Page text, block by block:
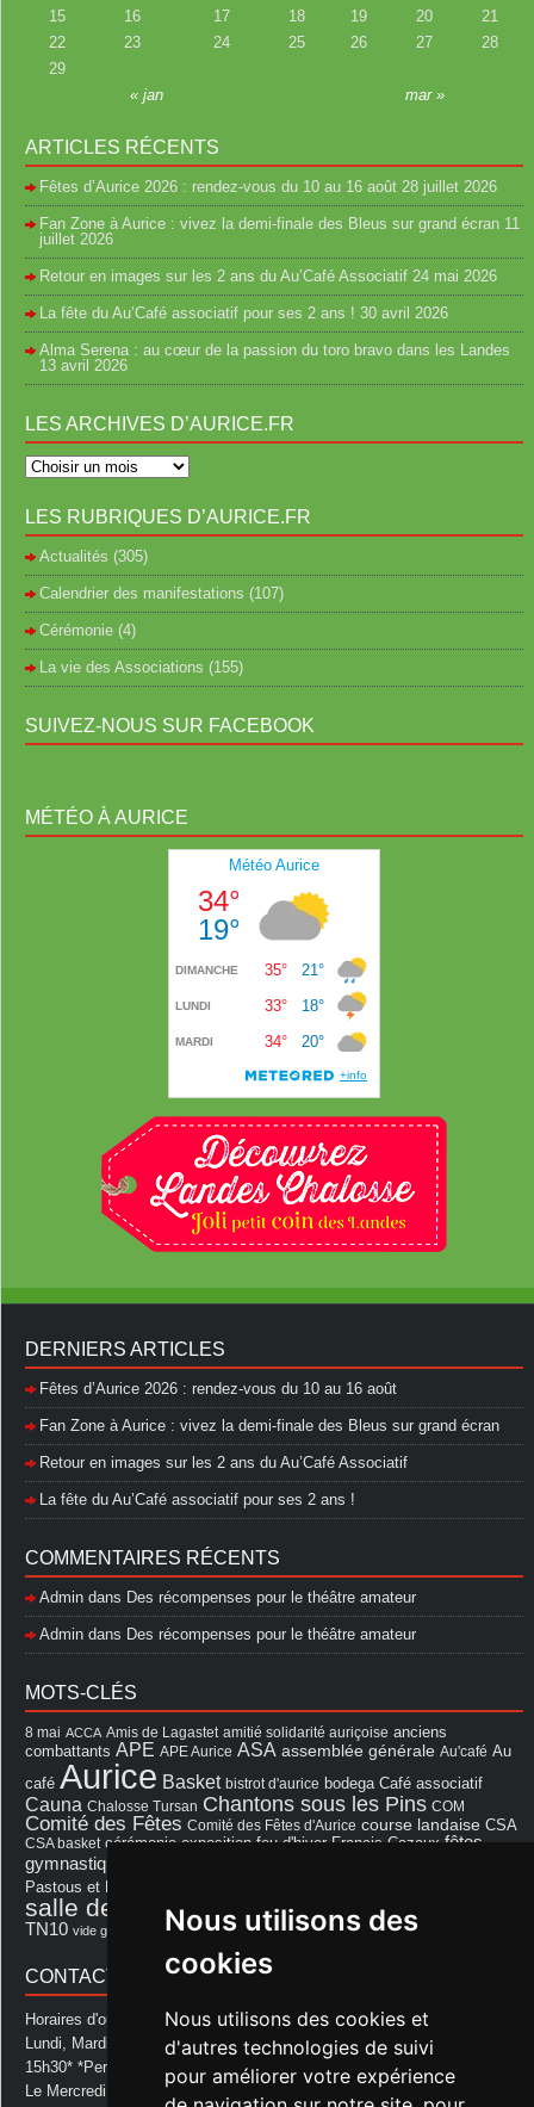
Nous utilisons des
cookies
Nous utilisons des cookies et
d'autres technologies de suivi
pour améliorer votre expérience
« jan mar »
15
16 17 18 19 20
21
22
23 24 25 26 27
28
29
ARTICLES RÉCENTS
Fêtes d’Aurice 2026 : rendez-vous du 10 au 16 août 28 juillet 2026
Fan Zone à Aurice : vivez la demi-finale des Bleus sur grand écran 11
juillet 2026
Retour en images sur les 2 ans du Au’Café Associatif 24 mai 2026
La fête du Au’Café associatif pour ses 2 ans ! 30 avril 2026
Alma Serena : au cœur de la passion du toro bravo dans les Landes
13 avril 2026
LES ARCHIVES D’AURICE.FR
LES RUBRIQUES D’AURICE.FR
Actualités (305)
Calendrier des manifestations (107)
Cérémonie (4)
La vie des Associations (155)
SUIVEZ-NOUS SUR FACEBOOK
MÉTÉO À AURICE
DERNIERS ARTICLES
Fêtes d’Aurice 2026 : rendez-vous du 10 au 16 août
Fan Zone à Aurice : vivez la demi-finale des Bleus sur grand écran
Retour en images sur les 2 ans du Au’Café Associatif
La fête du Au’Café associatif pour ses 2 ans !
COMMENTAIRES RÉCENTS
Admin dans Des récompenses pour le théâtre amateur
Admin dans Des récompenses pour le théâtre amateur
MOTS-CLÉS
8 mai ACCA Amis de Lagastet amitié solidarité auriçoise anciens
combattants APE APE Aurice ASA assemblée générale Au'café Au
café Aurice Basket bistrot d'aurice bodega Café associatif
Cauna Chalosse Tursan Chantons sous les Pins COM
Comité des Fêtes Comité des Fêtes d'Aurice course landaise CSA
CSA basket cérémonie exposition feu d'hiver Francis Cazaux fêtes
gymnastique volontaire
Pastous et Pastourettes
salle des fêtes salle des fêtes d'aurice Souprosse
TN10 vide grenier Voeux école
CONTACT MAIRIE
Horaires d'ouverture de la Mairie:
Lundi, Mardi, Jeudi et Vendredi : de 08h00 à 11h30 et de 12h30 à
15h30* *Permanence téléphonique jusqu'à 17h00
Le Mercredi : de 08h00 à 11h00